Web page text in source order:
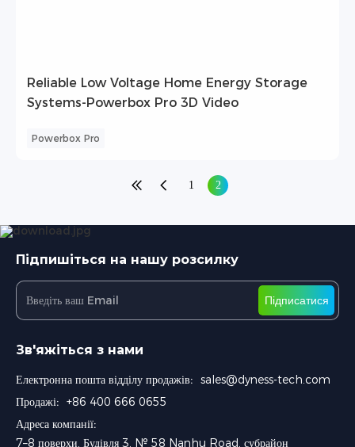
Reliable Low Voltage Home Energy Storage
Systems-Powerbox Pro 3D Video
Powerbox Pro
1 2
Підпишіться на нашу розсилку
Підписатися
Зв'яжіться з нами
Електронна пошта відділу продажів: sales@dyness-tech.com
Продажі: +86 400 666 0655
Адреса компанії:
7–8 поверхи, Будівля 3, № 58 Nanhu Road, субрайон